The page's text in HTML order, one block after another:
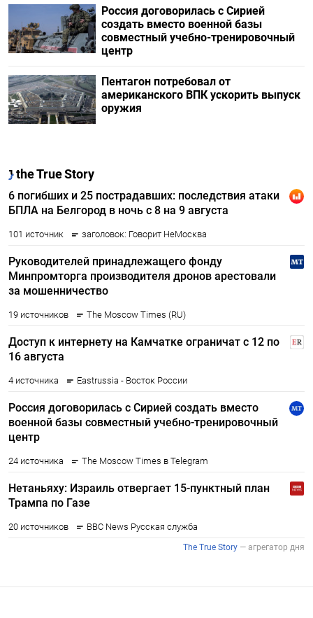
Россия договорилась с Сирией
создать вместо военной базы
совместный учебно-тренировочный
центр
Пентагон потребовал от
американского ВПК ускорить выпуск
оружия